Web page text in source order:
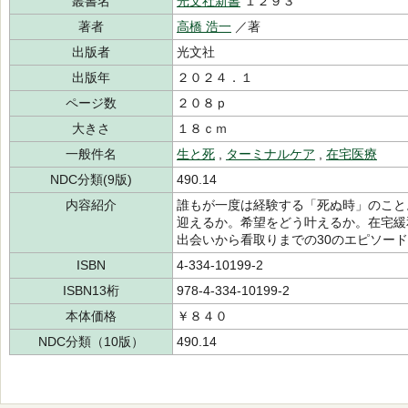
著者
高橋 浩一 ／著
出版者
光文社
出版年
２０２４．１
ページ数
２０８ｐ
大きさ
１８ｃｍ
一般件名
生と死 ターミナルケア
在宅医療
NDC分類(9版)
490.14
内容紹介
誰もが一度は経験する「死ぬ時」のこ
迎えるか。希望をどう叶えるか。在宅
出会いから看取りまでの30のエピソー
ISBN
4-334-10199-2
ISBN13桁
978-4-334-10199-2
本体価格
￥８４０
NDC分類（10版）
490.14